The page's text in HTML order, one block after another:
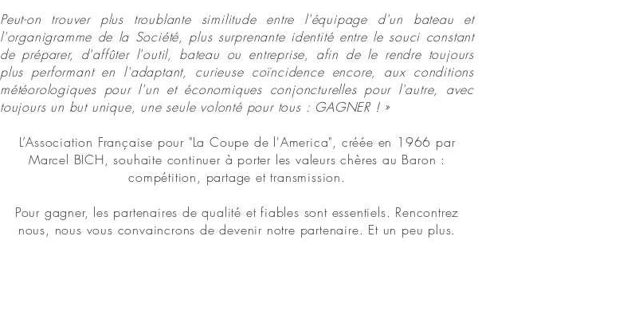
Peut-on trouver plus troublante similitude entre l'équipage d'un bateau et
l'organigramme de la Société, plus surprenante identité entre le souci constant
de préparer, d'affûter l'outil, bateau ou entreprise, afin de le rendre toujours
plus performant en l'adaptant, curieuse coïncidence encore, aux conditions
météorologiques pour l'un et économiques conjoncturelles pour l'autre, avec
toujours un but unique, une seule volonté pour tous : GAGNER ! »
L’Association Française pour "La Coupe de l'America", créée en 1966 par
Marcel BICH, souhaite continuer à porter les valeurs chères au Baron :
compétition, partage et transmission.
Pour gagner, les partenaires de qualité et fiables sont essentiels. Rencontrez
nous, nous vous convaincrons de devenir notre partenaire. Et un peu plus.